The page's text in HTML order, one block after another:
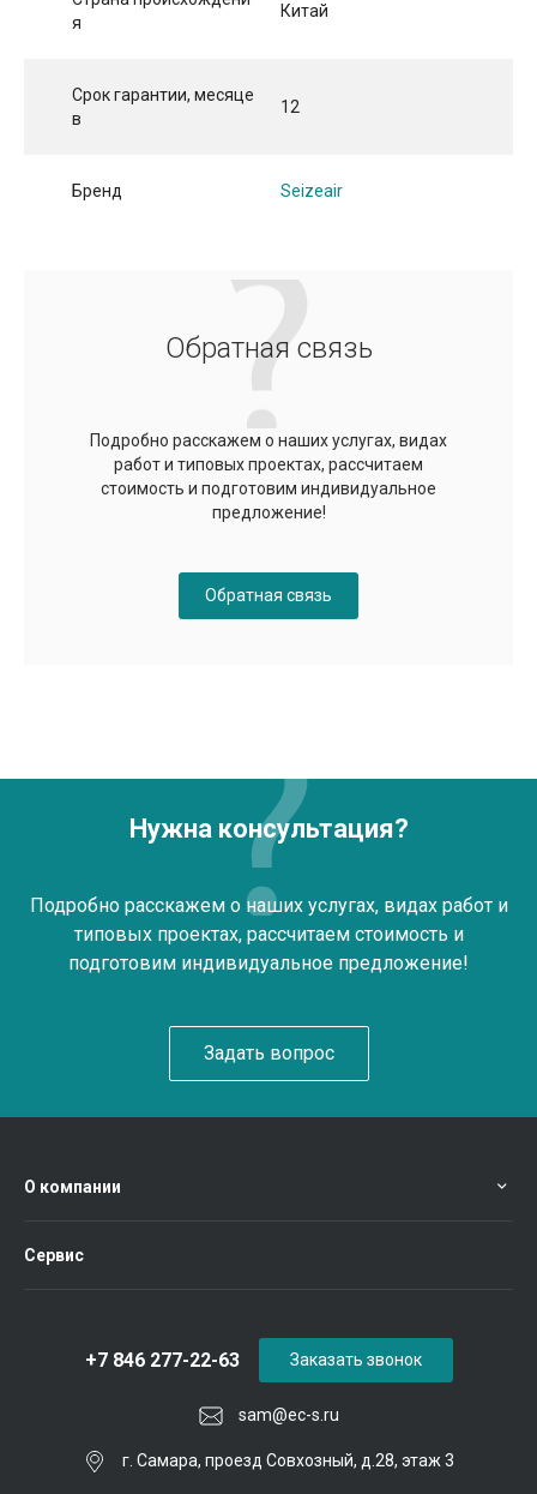
я
Китай
Срок гарантии, месяце
в
12
Бренд Seizeair
Обратная связь
Подробно расскажем о наших услугах, видах
работ и типовых проектах, рассчитаем
стоимость и подготовим индивидуальное
предложение!
Обратная связь
Нужна консультация?
Подробно расскажем о наших услугах, видах работ и
типовых проектах, рассчитаем стоимость и
подготовим индивидуальное предложение!
Задать вопрос
О компании
Сервис
sam@ec-s.ru
+7 846 277-22-63
г. Самара, проезд Совхозный, д.28, этаж 3
Заказать звонок